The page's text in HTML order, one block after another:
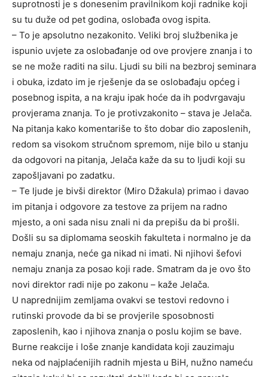
suprotnosti je s donesenim pravilnikom koji radnike koji
su tu duže od pet godina, oslobađa ovog ispita.
– To je apsolutno nezakonito. Veliki broj službenika je
ispunio uvjete za oslobađanje od ove provjere znanja i to
se ne može raditi na silu. Ljudi su bili na bezbroj seminara
i obuka, izdato im je rješenje da se oslobađaju općeg i
posebnog ispita, a na kraju ipak hoće da ih podvrgavaju
provjerama znanja. To je protivzakonito – stava je Jelača.
Na pitanja kako komentariše to što dobar dio zaposlenih,
redom sa visokom stručnom spremom, nije bilo u stanju
da odgovori na pitanja, Jelača kaže da su to ljudi koji su
zapošljavani po zadatku.
– Te ljude je bivši direktor (Miro Džakula) primao i davao
im pitanja i odgovore za testove za prijem na radno
mjesto, a oni sada nisu znali ni da prepišu da bi prošli.
Došli su sa diplomama seoskih fakulteta i normalno je da
nemaju znanja, neće ga nikad ni imati. Ni njihovi šefovi
nemaju znanja za posao koji rade. Smatram da je ovo što
novi direktor radi nije po zakonu – kaže Jelača.
U naprednijim zemljama ovakvi se testovi redovno i
rutinski provode da bi se provjerile sposobnosti
zaposlenih, kao i njihova znanja o poslu kojim se bave.
Burne reakcije i loše znanje kandidata koji zauzimaju
neka od najplaćenijih radnih mjesta u BiH, nužno nameću